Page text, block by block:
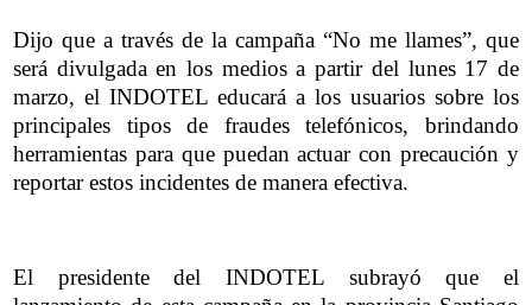
Dijo que a través de la campaña “No me llames”, que
será divulgada en los medios a partir del lunes 17 de
marzo, el INDOTEL educará a los usuarios sobre los
principales tipos de fraudes telefónicos, brindando
herramientas para que puedan actuar con precaución y
reportar estos incidentes de manera efectiva.
El presidente del INDOTEL subrayó que el